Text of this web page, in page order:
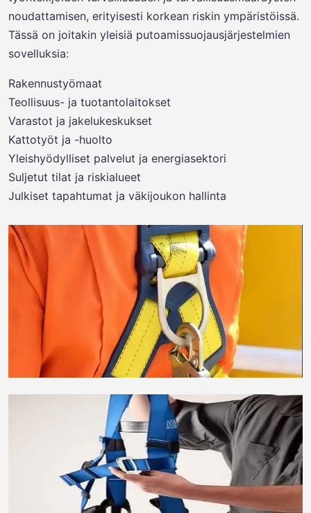
noudattamisen, erityisesti korkean riskin ympäristöissä.
Tässä on joitakin yleisiä putoamissuojausjärjestelmien
sovelluksia:
Rakennustyömaat
Teollisuus- ja tuotantolaitokset
Varastot ja jakelukeskukset
Kattotyöt ja -huolto
Yleishyödylliset palvelut ja energiasektori
Suljetut tilat ja riskialueet
Julkiset tapahtumat ja väkijoukon hallinta